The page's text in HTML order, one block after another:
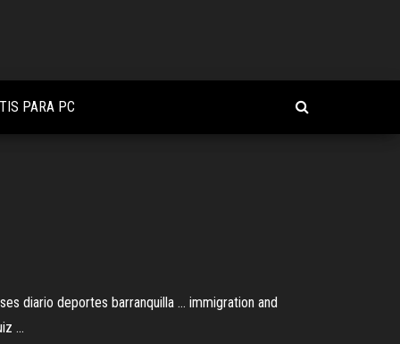
PARA PC
diario deportes barranquilla ... immigration and
...